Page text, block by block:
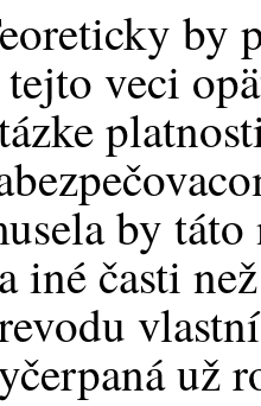
by
veci
by táto
iné časti
už